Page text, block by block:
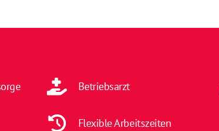
Betriebsarzt
Flexible Arbeitszeiten